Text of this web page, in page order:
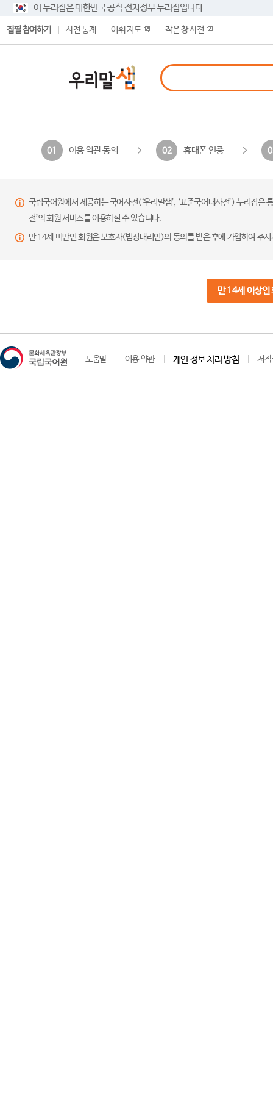
이 누리집은 대한민국 공식 전자정부 누리집입니다.
집필 참여하기 사전 통계 어휘 지도 작은 창 사전
01 이용 약관 동의 02 휴대폰 인증
국립국어원에서 제공하는 국어사전(‘우리말샘’, ‘표준국어대사전’) 누리집
전’의 회원 서비스를 이용하실 수 있습니다.
만 14세 미만인 회원은 보호자(법정대리인)의 동의를 받은 후에 가입하여 주
만 14세 이상인
도움말 이용 약관 개인 정보 처리 방침 저